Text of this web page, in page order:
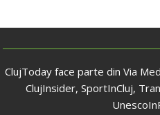
ClujToday face parte din Via
ClujInsider, SportInCluj,